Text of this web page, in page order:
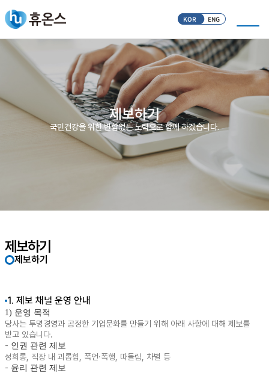
KOR ENG
제보하기
국민건강을 위한 변함없는 노력으로 함께 하겠습니다.
제보하기
제보하기
1. 제보 채널 운영 안내
1) 운영 목적
당사는 투명경영과 공정한 기업문화를 만들기 위해 아래 사항에 대해 제보를
받고 있습니다.
- 인권 관련 제보
성희롱, 직장 내 괴롭힘, 폭언·폭행, 따돌림, 차별 등
- 윤리 관련 제보